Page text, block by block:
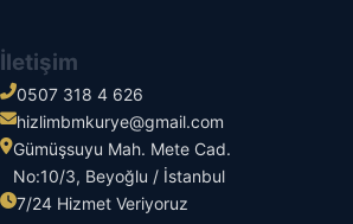
İletişim
0507 318 4 626
hizlimbmkurye@gmail.com
Gümüşsuyu Mah. Mete Cad.
No:10/3, Beyoğlu / İstanbul
7/24 Hizmet Veriyoruz